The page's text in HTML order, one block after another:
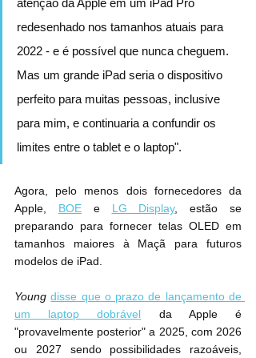
atenção da Apple em um iPad Pro
redesenhado nos tamanhos atuais para
2022 - e é possível que nunca cheguem.
Mas um grande iPad seria o dispositivo
perfeito para muitas pessoas, inclusive
para mim, e continuaria a confundir os
limites entre o tablet e o laptop".
Agora, pelo menos dois fornecedores da
Apple, BOE e LG Display, estão se
preparando para fornecer telas OLED em
tamanhos maiores à Maçã para futuros
modelos de iPad.
Young disse que o prazo de lançamento de
um laptop dobrável da Apple é
"provavelmente posterior" a 2025, com 2026
ou 2027 sendo possibilidades razoáveis,